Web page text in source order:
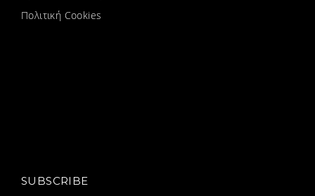
Πολιτική Cookies
SUBSCRIBE